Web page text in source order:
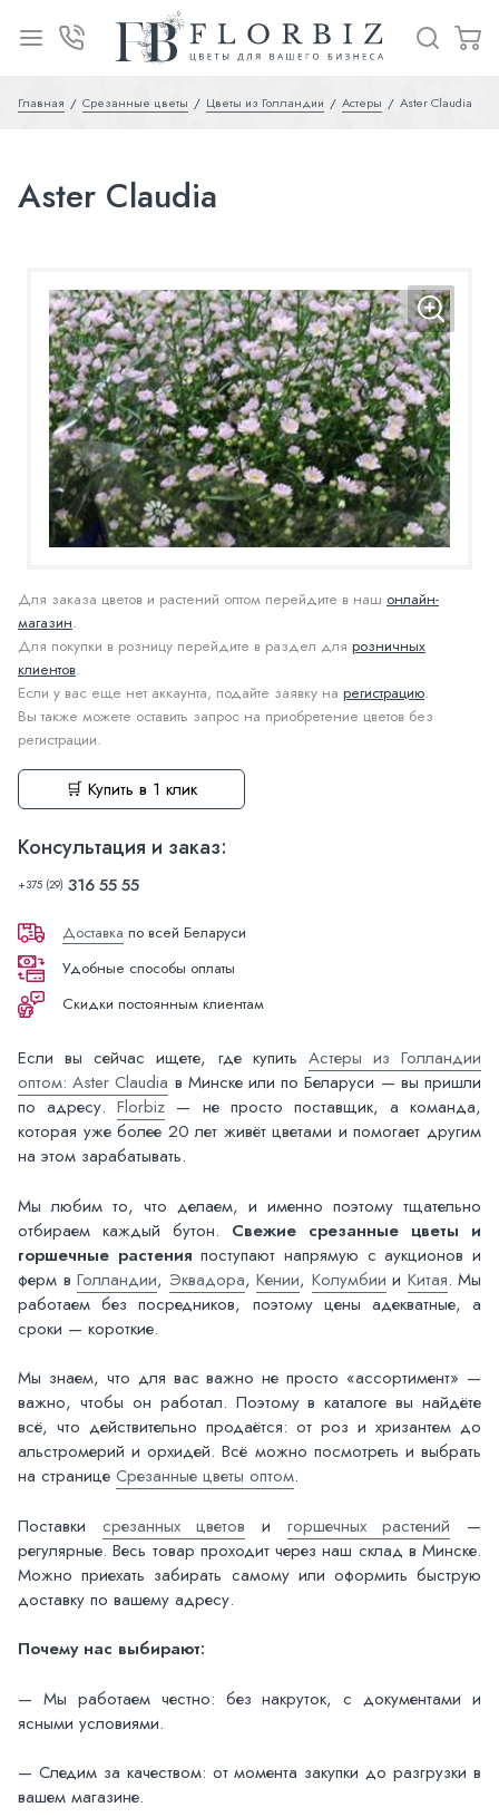
Главная Срезанные цветы Цветы из Голландии Астеры Aster Claudia
Aster Claudia
Для заказа цветов и растений оптом перейдите в наш онлайн-
магазин.
Для покупки в розницу перейдите в раздел для розничных
клиентов.
Если у вас еще нет аккаунта, подайте заявку на регистрацию.
Вы также можете оставить запрос на приобретение цветов без
регистрации.
🛒 Купить в 1 клик
Консультация и заказ:
+375 (29) 316 55 55
Доставка по всей Беларуси
Удобные способы оплаты
Скидки постоянным клиентам
Если вы сейчас ищете, где купить Астеры из Голландии
оптом: Aster Claudia в Минске или по Беларуси — вы пришли
по адресу.Florbiz — не просто поставщик, а команда,
которая уже более 20 лет живёт цветами и помогает другим
на этом зарабатывать.
Мы любим то, что делаем, и именно поэтому тщательно
отбираем каждый бутон. Свежие срезанные цветы и
горшечные растения поступают напрямую с аукционов и
ферм в Голландии, Эквадора, Кении, Колумбии и Китая. Мы
работаем без посредников, поэтому цены адекватные, а
сроки — короткие.
Мы знаем, что для вас важно не просто «ассортимент» —
важно, чтобы он работал. Поэтому в каталоге вы найдёте
всё, что действительно продаётся: от роз и хризантем до
альстромерий и орхидей. Всё можно посмотреть и выбрать
на странице Срезанные цветы оптом.
Поставки срезанных цветов и горшечных растений —
регулярные. Весь товар проходит через наш склад в Минске.
Можно приехать забирать самому или оформить быструю
доставку по вашему адресу.
Почему нас выбирают:
— Мы работаем честно: без накруток, с документами и
ясными условиями.
— Следим за качеством: от момента закупки до разгрузки в
вашем магазине.